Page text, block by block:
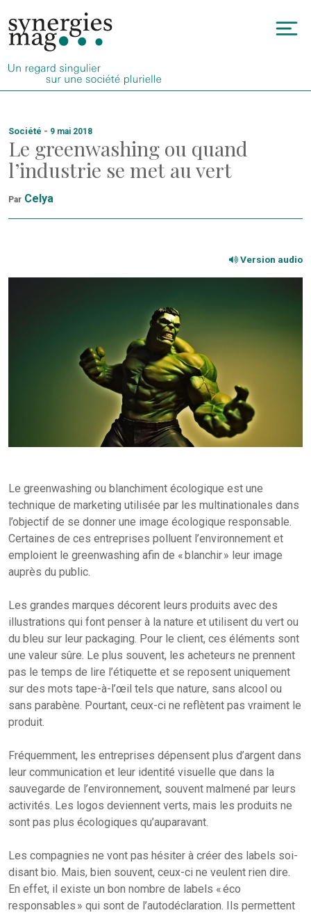
au
contenu
Société - 9 mai 2018
Le greenwashing ou quand
l’industrie se met au vert
Par Celya
Version audio
Le greenwashing ou blanchiment écologique est une
technique de marketing utilisée par les multinationales dans
l’objectif de se donner une image écologique responsable.
Certaines de ces entreprises polluent l’environnement et
emploient le greenwashing afin de « blanchir » leur image
auprès du public.
Les grandes marques décorent leurs produits avec des
illustrations qui font penser à la nature et utilisent du vert ou
du bleu sur leur packaging. Pour le client, ces éléments sont
une valeur sûre. Le plus souvent, les acheteurs ne prennent
pas le temps de lire l’étiquette et se reposent uniquement
sur des mots tape-à-l’œil tels que nature, sans alcool ou
sans parabène. Pourtant, ceux-ci ne reflètent pas vraiment le
produit.
Fréquemment, les entreprises dépensent plus d’argent dans
leur communication et leur identité visuelle que dans la
sauvegarde de l’environnement, souvent malmené par leurs
activités. Les logos deviennent verts, mais les produits ne
sont pas plus écologiques qu’auparavant.
Les compagnies ne vont pas hésiter à créer des labels soi-
disant bio. Mais, bien souvent, ceux-ci ne veulent rien dire.
En effet, il existe un bon nombre de labels « éco
responsables » qui sont de l’autodéclaration. Ils permettent